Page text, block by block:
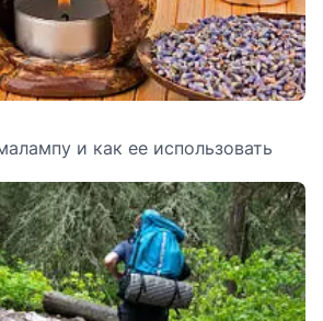
и как ее использовать